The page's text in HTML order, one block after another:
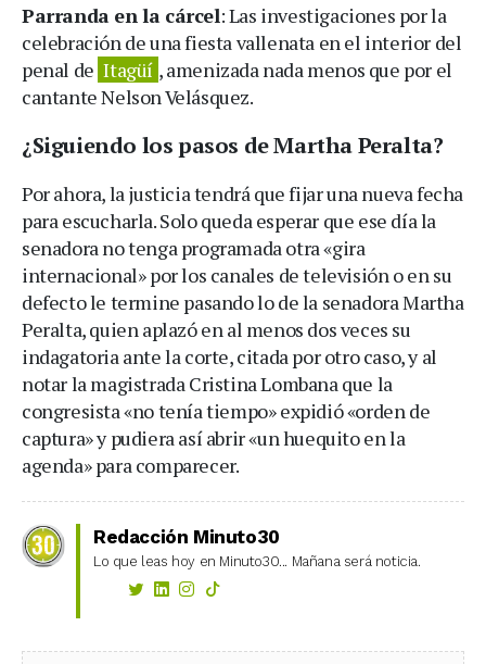
Parranda en la cárcel: Las investigaciones por la
celebración de una fiesta vallenata en el interior del
penal de Itagüí , amenizada nada menos que por el
cantante Nelson Velásquez.
¿Siguiendo los pasos de Martha Peralta?
Por ahora, la justicia tendrá que fijar una nueva fecha
para escucharla. Solo queda esperar que ese día la
senadora no tenga programada otra «gira
internacional» por los canales de televisión o en su
defecto le termine pasando lo de la senadora Martha
Peralta, quien aplazó en al menos dos veces su
indagatoria ante la corte, citada por otro caso, y al
notar la magistrada Cristina Lombana que la
congresista «no tenía tiempo» expidió «orden de
captura» y pudiera así abrir «un huequito en la
agenda» para comparecer.
Redacción Minuto30
Lo que leas hoy en Minuto30... Mañana será noticia.